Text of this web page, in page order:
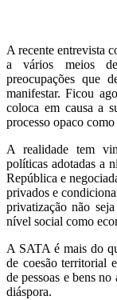
A recente entrevista
a vários meios
preocupações que
manifestar. Ficou
coloca em causa a
processo opaco
A realidade tem
políticas adotadas a
República e
privados e
privatização não
nível social como
A SATA é mais do
de coesão territorial
de pessoas e bens
diáspora.